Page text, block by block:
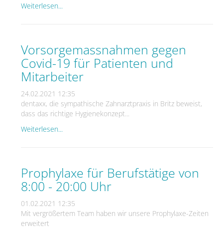
Weiterlesen...
Vorsorgemassnahmen gegen
Covid-19 für Patienten und
Mitarbeiter
24.02.2021 12:35
dentaxx, die sympathische Zahnarztpraxis in Britz beweist,
dass das richtige Hygienekonzept...
Weiterlesen...
Prophylaxe für Berufstätige von
8:00 - 20:00 Uhr
01.02.2021 12:35
Mit vergrößertem Team haben wir unsere Prophylaxe-Zeiten
erweitert